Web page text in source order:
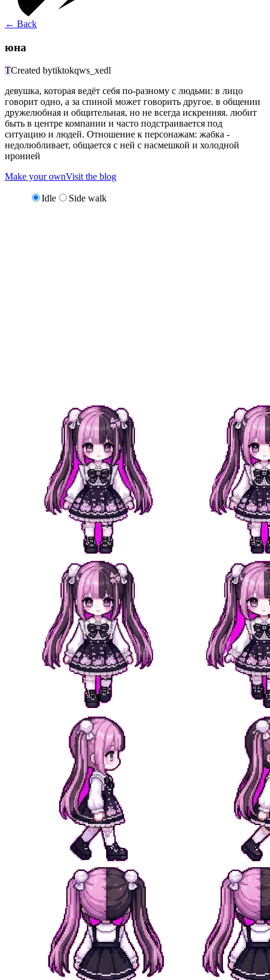
← Back
юна
TCreated bytiktokqws_xedl
девушка, которая ведёт себя по-разному с людьми: в лицо
говорит одно, а за спиной может говорить другое. в общении
дружелюбная и общительная, но не всегда искренняя. любит
быть в центре компании и часто подстраивается под
ситуацию и людей. Отношение к персонажам: жабка -
недолюбливает, общается с ней с насмешкой и холодной
иронией
Make your ownVisit the blog
Idle Side walk